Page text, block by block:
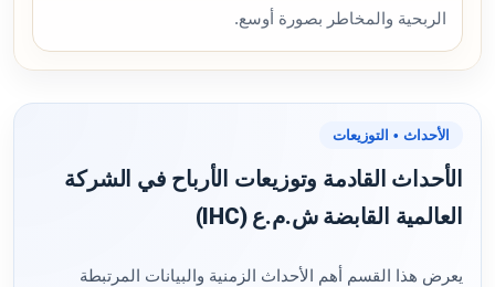
الربحية والمخاطر بصورة أوسع.
الأحداث • التوزيعات
الأحداث القادمة وتوزيعات الأرباح في الشركة
العالمية القابضة ش.م.ع (IHC)
يعرض هذا القسم أهم الأحداث الزمنية والبيانات المرتبطة